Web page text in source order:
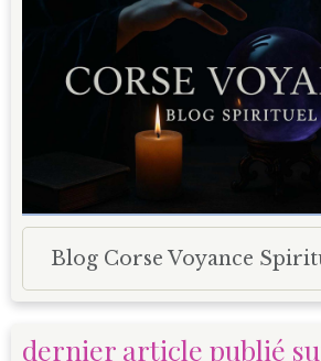
Blog Corse Voyance
dernier article publié